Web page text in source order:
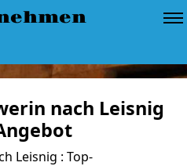
nach Leisnig
Leisnig : Top-